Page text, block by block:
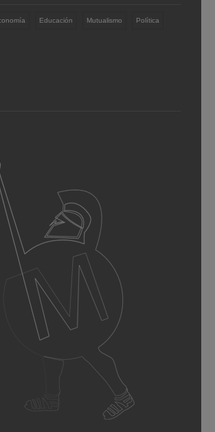
Educación Mutualismo Política